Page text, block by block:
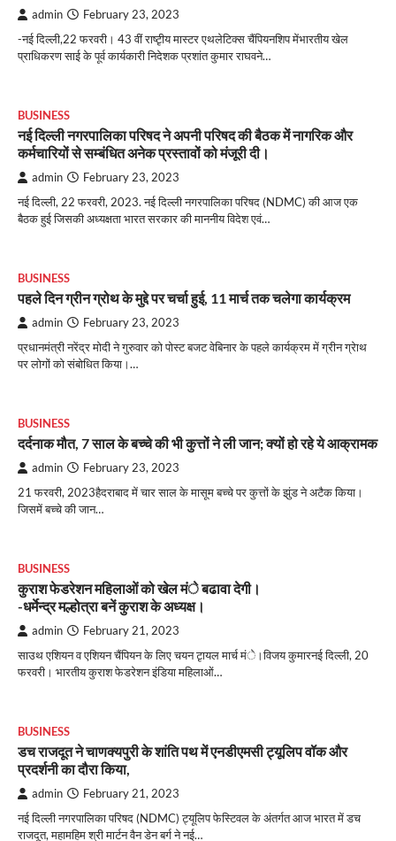
admin February 23, 2023
-नई दिल्ली,22 फरवरी। 43 वीं राष्टृीय मास्टर एथलेटिक्स चैंपियनशिप मेंभारतीय खेल
प्राधिकरण साई के पूर्व कार्यकारी निदेशक प्रशांत कुमार राघवने…
BUSINESS
नई दिल्ली नगरपालिका परिषद ने अपनी परिषद की बैठक में नागरिक और
कर्मचारियों से सम्बंधित अनेक प्रस्तावों को मंजूरी दी।
admin February 23, 2023
नई दिल्ली, 22 फरवरी, 2023. नई दिल्ली नगरपालिका परिषद (NDMC) की आज एक
बैठक हुई जिसकी अध्यक्षता भारत सरकार की माननीय विदेश एवं…
BUSINESS
पहले दिन ग्रीन ग्रोथ के मुद्दे पर चर्चा हुई, 11 मार्च तक चलेगा कार्यक्रम
admin February 23, 2023
प्रधानमंत्री नरेंद्र मोदी ने गुरुवार को पोस्ट बजट वेबिनार के पहले कार्यक्रम में ग्रीन ग्रेाथ
पर लोगों को संबोधित किया।…
BUSINESS
दर्दनाक मौत, 7 साल के बच्चे की भी कुत्तों ने ली जान; क्यों हो रहे ये आक्रामक
admin February 23, 2023
21 फरवरी, 2023हैदराबाद में चार साल के मासूम बच्चे पर कुत्तों के झुंड ने अटैक किया।
जिसमें बच्चे की जान…
BUSINESS
कुराश फेडरेशन महिलाओं को खेल मंे बढावा देगी।
-धर्मेन्द्र मल्होत्रा बनें कुराश के अध्यक्ष।
admin February 21, 2023
साउथ एशियन व एशियन चैंपियन के लिए चयन टृायल मार्च मंे।विजय कुमारनई दिल्ली, 20
फरवरी। भारतीय कुराश फेडरेशन इंडिया महिलाओं…
BUSINESS
डच राजदूत ने चाणक्यपुरी के शांति पथ में एनडीएमसी ट्यूलिप वॉक और
प्रदर्शनी का दौरा किया,
admin February 21, 2023
नई दिल्ली नगरपालिका परिषद (NDMC) ट्यूलिप फेस्टिवल के अंतर्गत आज भारत में डच
राजदूत, महामहिम श्री मार्टन वैन डेन बर्ग ने नई…